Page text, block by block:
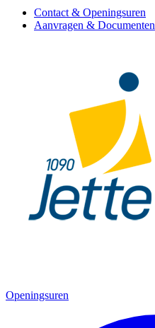
Contact & Openingsuren
Aanvragen & Documenten
Openingsuren